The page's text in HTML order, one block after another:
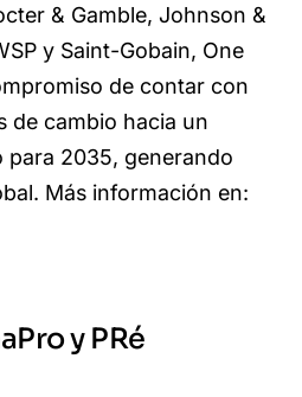
& Gamble, Johnson &
y Saint-Gobain, One
de contar con
de cambio hacia un
2035, generando
Más información en:
y PRé